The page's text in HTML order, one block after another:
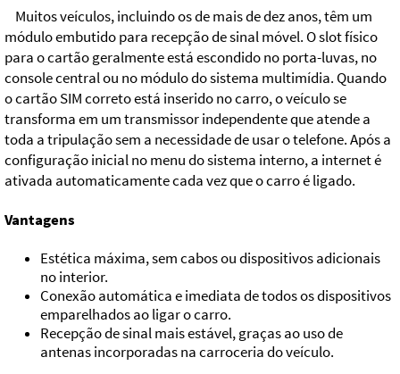
Muitos veículos, incluindo os de mais de dez anos, têm um
módulo embutido para recepção de sinal móvel. O slot físico
para o cartão geralmente está escondido no porta-luvas, no
console central ou no módulo do sistema multimídia. Quando
o cartão SIM correto está inserido no carro, o veículo se
transforma em um transmissor independente que atende a
toda a tripulação sem a necessidade de usar o telefone. Após a
configuração inicial no menu do sistema interno, a internet é
ativada automaticamente cada vez que o carro é ligado.
Vantagens
Estética máxima, sem cabos ou dispositivos adicionais
no interior.
Conexão automática e imediata de todos os dispositivos
emparelhados ao ligar o carro.
Recepção de sinal mais estável, graças ao uso de
antenas incorporadas na carroceria do veículo.